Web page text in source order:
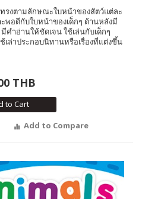
รงตามลักษณะใบหน้าของสัตว์แต่ละ
พอดีกับใบหน้าของเด็กๆ ด้านหลังมี
ำอ่านให้ชัดเจน ใช้เล่นกับเด็กๆ
ล่าประกอบนิทานหรือเรื่องที่แต่งขึ้น
THB
to Cart
Add to Compare